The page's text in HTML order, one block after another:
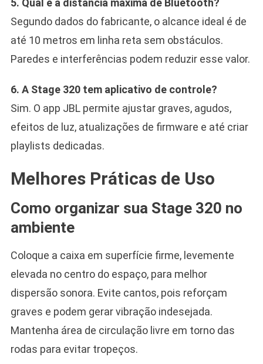
Segundo dados do fabricante, o alcance ideal é de
até 10 metros em linha reta sem obstáculos.
Paredes e interferências podem reduzir esse valor.
6. A Stage 320 tem aplicativo de controle?
Sim. O app JBL permite ajustar graves, agudos,
efeitos de luz, atualizações de firmware e até criar
playlists dedicadas.
Melhores Práticas de Uso
Como organizar sua Stage 320 no
ambiente
Coloque a caixa em superfície firme, levemente
elevada no centro do espaço, para melhor
dispersão sonora. Evite cantos, pois reforçam
graves e podem gerar vibração indesejada.
Mantenha área de circulação livre em torno das
rodas para evitar tropeços.